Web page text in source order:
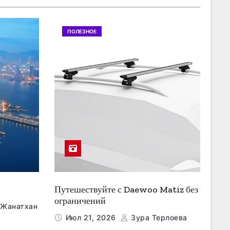
ПОЛЕЗНОЕ
Путешествуйте с Daewoo Matiz без
ограничений
Июл 21, 2026 Зура Терлоева